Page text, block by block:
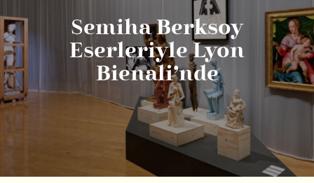
Semiha Berksoy
Eserleriyle Lyon
Bienali’nde